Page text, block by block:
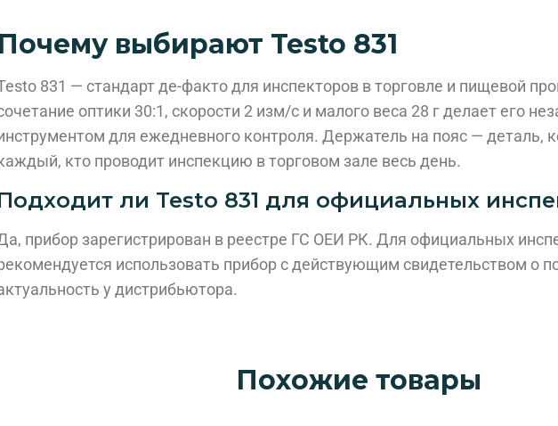
Почему выбирают Testo 831
831 — стандарт де-факто для инспекторов в торговле и пищевой
оптики 30:1, скорости 2 изм/с и малого веса 28 г делает его
для ежедневного контроля. Держатель на пояс — деталь,
кто проводит инспекцию в торговом зале весь день.
ли Testo 831 для официальных
прибор зарегистрирован в реестре ГС ОЕИ РК. Для официальных
использовать прибор с действующим свидетельством о
у дистрибьютора.
Похожие товары